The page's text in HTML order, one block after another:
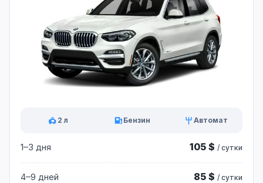
2 л Бензин Автомат
1–3 дня 105 $ / сутки
4–9 дней 85 $ / сутки